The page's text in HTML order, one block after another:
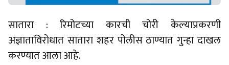
सातारा : रिमोटच्या कारची चोरी केल्याप्रकरणी
अज्ञाताविरोधात सातारा शहर पोलीस ठाण्यात गुन्हा दाखल
करण्यात आला आहे.